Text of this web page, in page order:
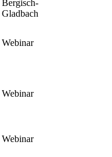
Bergisch-
Gladbach
Webinar
Webinar
Webinar